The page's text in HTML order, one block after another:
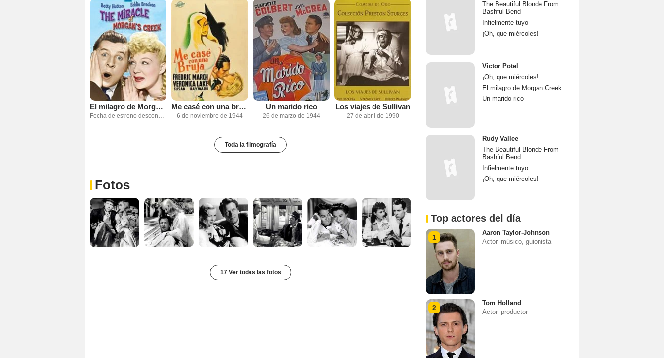
El milagro de Morgan Creek
Fecha de estreno desconocida
Me casé con una bruja
6 de noviembre de 1944
Un marido rico
26 de marzo de 1944
Los viajes de Sullivan
27 de abril de 1990
Toda la filmografía
Fotos
17 Ver todas las fotos
The Beautiful Blonde From
Bashful Bend
Infielmente tuyo
¡Oh, que miércoles!
Victor Potel
¡Oh, que miércoles!
El milagro de Morgan Creek
Un marido rico
Rudy Vallee
The Beautiful Blonde From
Bashful Bend
Infielmente tuyo
¡Oh, que miércoles!
Top actores del día
1
Aaron Taylor-Johnson
Actor, músico, guionista
2
Tom Holland
Actor, productor